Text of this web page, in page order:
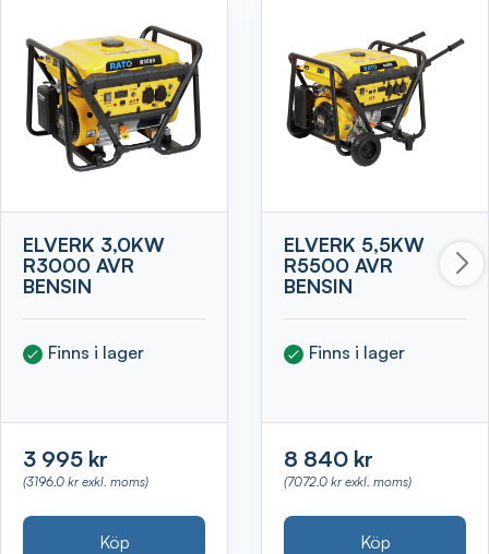
ELVERK 3,0KW
R3000 AVR
BENSIN
Finns i lager
3 995 kr
(3196.0 kr exkl. moms)
Köp
ELVERK 5,5KW
R5500 AVR
BENSIN
Finns i lager
8 840 kr
(7072.0 kr exkl. moms)
Köp